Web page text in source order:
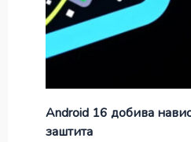
Android 16 добива
заштита